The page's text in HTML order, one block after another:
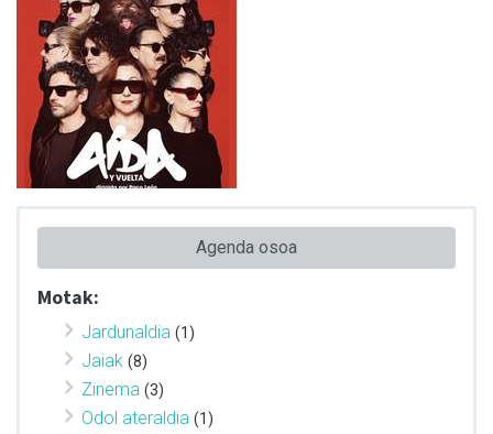
Agenda osoa
Motak:
Jardunaldia (1)
Jaiak (8)
Zinema (3)
Odol ateraldia (1)